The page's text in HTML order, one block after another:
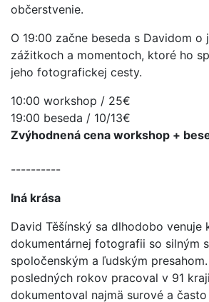
občerstvenie.
O 19:00 začne beseda s Davidom o
zážitkoch a momentoch, ktoré ho
jeho fotografickej cesty.
10:00 workshop / 25€
19:00 beseda / 10/13€
Zvýhodnená cena workshop +
----------
Iná krása
David Těšínský sa dlhodobo venuje
dokumentárnej fotografii so silným
spoločenským a ľudským
posledných rokov pracoval v 91
dokumentoval najmä surové a